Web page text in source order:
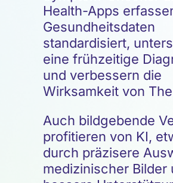
Health-Apps
Gesundheitsdaten
standardisiert,
eine frühzeitige
und verbessern die
Wirksamkeit von
Auch bildgebende
profitieren von KI,
durch präzisere
medizinischer Bilder